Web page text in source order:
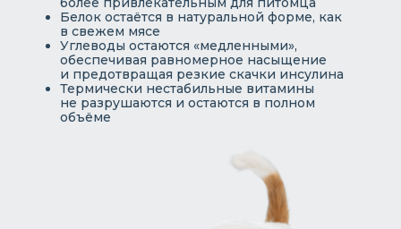
Белок остаётся в натуральной форме, как
в свежем мясе
Углеводы остаются «медленными»,
обеспечивая равномерное насыщение
и предотвращая резкие скачки инсулина
Термически нестабильные витамины
не разрушаются и остаются в полном
объёме